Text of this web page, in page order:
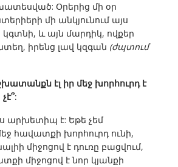
Օրերից մի օր
մի անկյունում այս
և այն մարդիկ, ովքեր
իրենց լավ կզգան (ժպտում
էլ իր մեջ խորհուրդ է
արխետիպ է: Եթե չեմ
հավատքի խորհուրդ ունի,
միջոցով է դուռը բացվում,
միջոցով է նոր կյանքի